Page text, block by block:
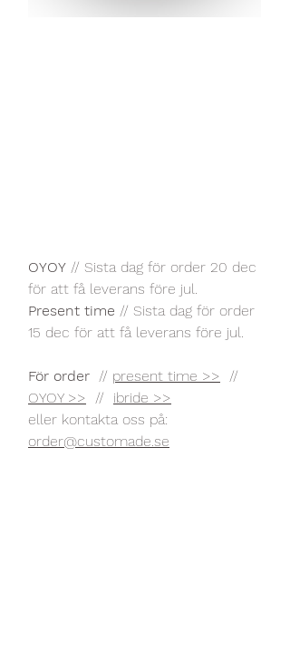
OYOY // Sista dag för order 20 dec
för att få leverans före jul.
Present time // Sista dag för order
15 dec för att få leverans före jul.
För order
  //
present time >>
  //
OYOY >>
  //
ibride >>
eller kontakta oss på:
order@customade.se